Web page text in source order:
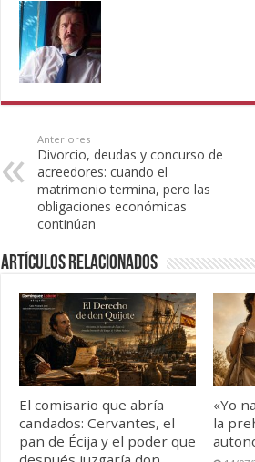
Anteriores
Divorcio, deudas y concurso de
acreedores: cuando el
matrimonio termina, pero las
obligaciones económicas
continúan
Artículos Relacionados
El comisario que abría
candados: Cervantes, el
pan de Écija y el poder que
«Yo
la